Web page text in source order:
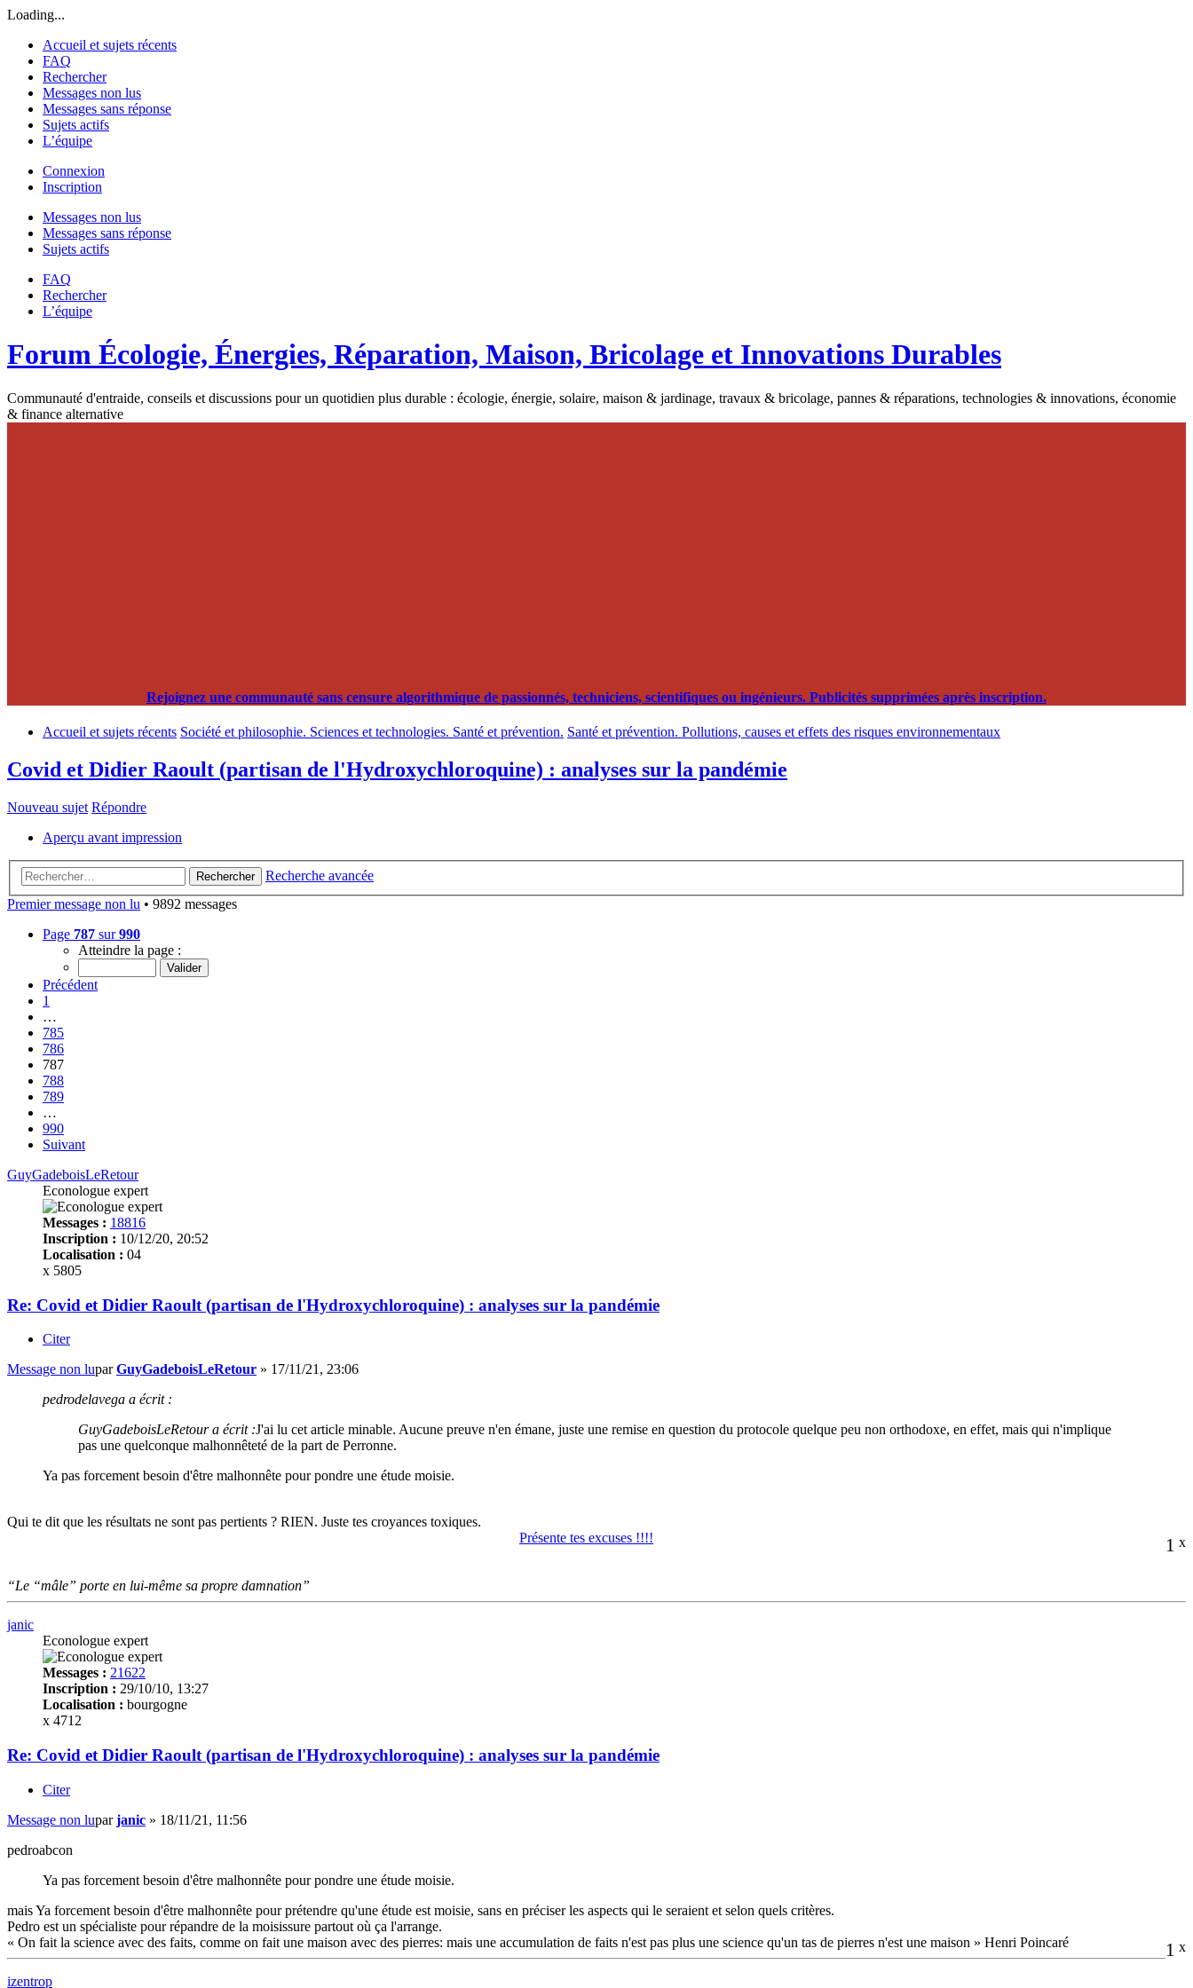
Loading...
Accueil et sujets récents
FAQ
Rechercher
Messages non lus
Messages sans réponse
Sujets actifs
L’équipe
Connexion
Inscription
Messages non lus
Messages sans réponse
Sujets actifs
FAQ
Rechercher
L’équipe
Forum Écologie, Énergies, Réparation, Maison, Bricolage et Innovations Durables
Communauté d'entraide, conseils et discussions pour un quotidien plus durable : écologie, énergie, solaire, maison & jardinage, travaux & bricolage, pannes & réparations, technologies & innovations, économie
& finance alternative
Rejoignez une communauté sans censure algorithmique de passionnés, techniciens, scientifiques ou ingénieurs. Publicités supprimées après inscription.
Accueil et sujets récents Société et philosophie. Sciences et technologies. Santé et prévention. Santé et prévention. Pollutions, causes et effets des risques environnementaux
Covid et Didier Raoult (partisan de l'Hydroxychloroquine) : analyses sur la pandémie
Nouveau sujet Répondre
Aperçu avant impression
Rechercher
Recherche avancée
Premier message non lu • 9892 messages
Page 787 sur990
Atteindre la page :
Précédent
1
…
785
786
787
788
789
…
990
Suivant
GuyGadeboisLeRetour
Econologue expert
Messages : 18816
Inscription : 10/12/20, 20:52
Localisation : 04
x 5805
Re: Covid et Didier Raoult (partisan de l'Hydroxychloroquine) : analyses sur la pandémie
Citer
Message non luparGuyGadeboisLeRetour » 17/11/21, 23:06
pedrodelavega a écrit :
GuyGadeboisLeRetour a écrit :J'ai lu cet article minable. Aucune preuve n'en émane, juste une remise en question du protocole quelque peu non orthodoxe, en effet, mais qui n'implique
pas une quelconque malhonnêteté de la part de Perronne.
Ya pas forcement besoin d'être malhonnête pour pondre une étude moisie.
Qui te dit que les résultats ne sont pas pertients ? RIEN. Juste tes croyances toxiques.
1 x
Présente tes excuses !!!!
“Le “mâle” porte en lui-même sa propre damnation”
janic
Econologue expert
Messages : 21622
Inscription : 29/10/10, 13:27
Localisation : bourgogne
x 4712
Re: Covid et Didier Raoult (partisan de l'Hydroxychloroquine) : analyses sur la pandémie
Citer
Message non luparjanic » 18/11/21, 11:56
pedroabcon
Ya pas forcement besoin d'être malhonnête pour pondre une étude moisie.
mais Ya forcement besoin d'être malhonnête pour prétendre qu'une étude est moisie, sans en préciser les aspects qui le seraient et selon quels critères.
Pedro est un spécialiste pour répandre de la moisissure partout où ça l'arrange.
1 x
« On fait la science avec des faits, comme on fait une maison avec des pierres: mais une accumulation de faits n'est pas plus une science qu'un tas de pierres n'est une maison » Henri Poincaré
izentrop